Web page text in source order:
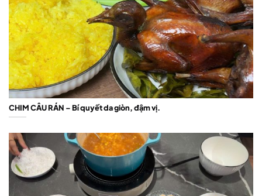
CHIM CÂU RÁN – Bí quyết da giòn, đậm vị.